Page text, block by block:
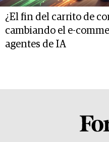
¿El fin del carrito de
cambiando el e-
agentes de IA